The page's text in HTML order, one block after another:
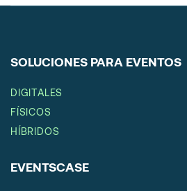
SOLUCIONES PARA EVENTOS
DIGITALES
FÍSICOS
HÍBRIDOS
EVENTSCASE